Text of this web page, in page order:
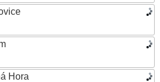
Hora